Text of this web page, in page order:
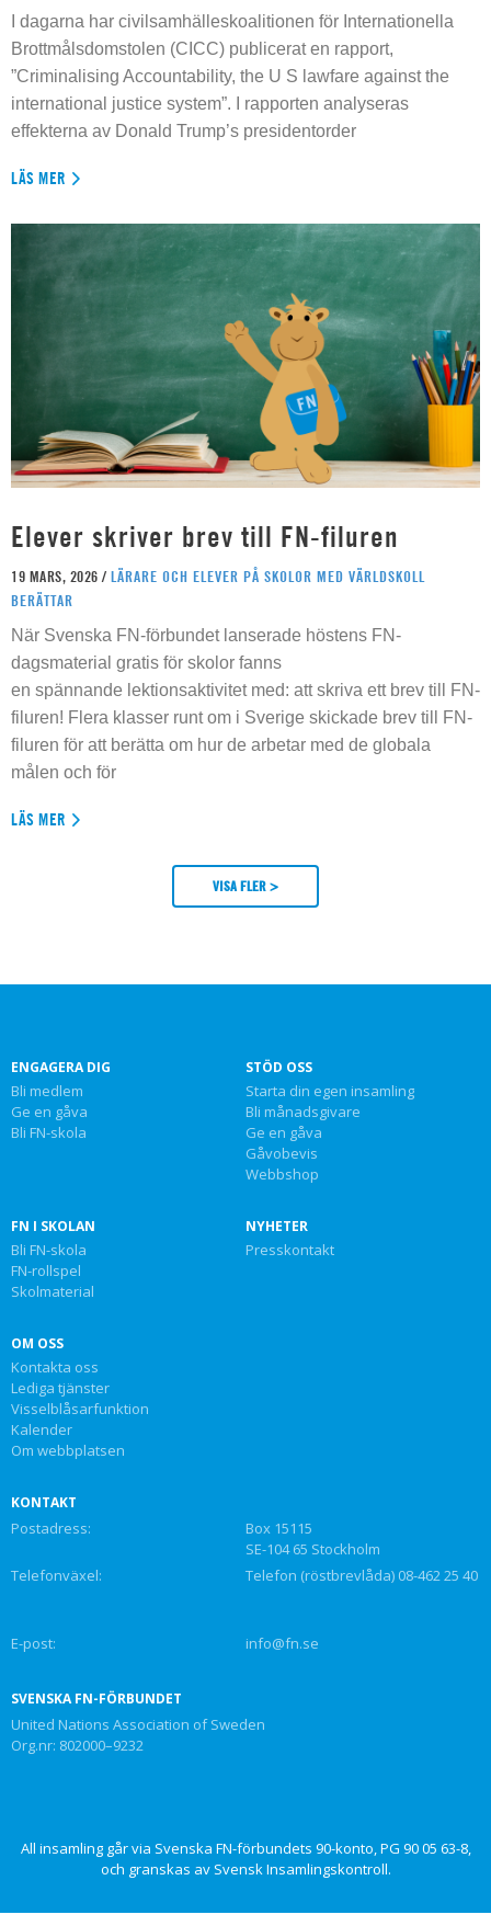
I dagarna har civilsamhälleskoalitionen för Internationella
Brottmålsdomstolen (CICC) publicerat en rapport,
”Criminalising Accountability, the U S lawfare against the
international justice system”. I rapporten analyseras
effekterna av Donald Trump’s presidentorder
LÄS MER
Elever skriver brev till FN-filuren
19 MARS, 2026 / LÄRARE OCH ELEVER PÅ SKOLOR MED VÄRLDSKOLL
BERÄTTAR
När Svenska FN-förbundet lanserade höstens FN-
dagsmaterial gratis för skolor fanns
en spännande lektionsaktivitet med: att skriva ett brev till FN-
filuren! Flera klasser runt om i Sverige skickade brev till FN-
filuren för att berätta om hur de arbetar med de globala
målen och för
LÄS MER
VISA FLER >
ENGAGERA DIG
Bli medlem
Ge en gåva
Bli FN-skola
STÖD OSS
Starta din egen insamling
Bli månadsgivare
Ge en gåva
Gåvobevis
Webbshop
FN I SKOLAN
Bli FN-skola
FN-rollspel
Skolmaterial
NYHETER
Presskontakt
OM OSS
Kontakta oss
Lediga tjänster
Visselblåsarfunktion
Kalender
Om webbplatsen
KONTAKT
Postadress:
Box 15115
SE-104 65 Stockholm
Telefonväxel:
Telefon (röstbrevlåda) 08-462 25 40
E-post: info@fn.se
SVENSKA FN-FÖRBUNDET
United Nations Association of Sweden
Org.nr: 802000–9232
All insamling går via Svenska FN-förbundets 90-konto, PG 90 05 63-8,
och granskas av Svensk Insamlingskontroll.